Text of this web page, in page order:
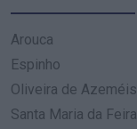
Arouca
Espinho
Oliveira de Azeméis
Santa Maria da Feira